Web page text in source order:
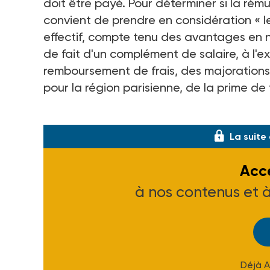
doit être payé. Pour déterminer si la
convient de prendre en considération «
effectif, compte tenu des avantages
de fait d'un complément de salaire, à
remboursement de frais, des
pour la région parisienne, de la prime
La suite
à nos contenus et
Déjà